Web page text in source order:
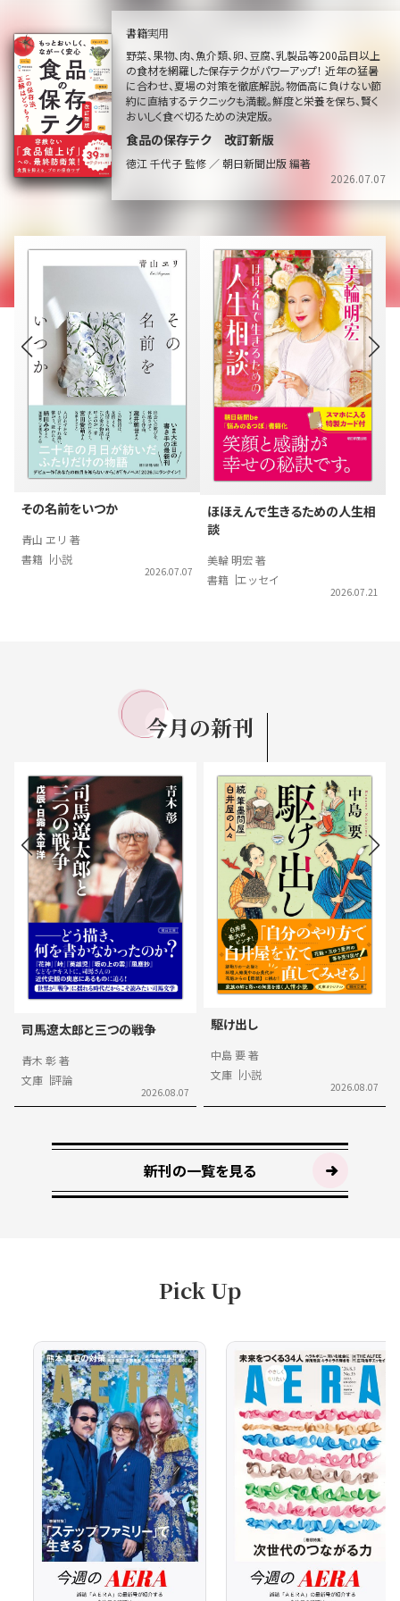
書籍実用
野菜、果物、肉、魚介類、卵、豆腐、乳製品等200品目以上
の食材を網羅した保存テクがパワーアップ！ 近年の猛暑
に合わせ、夏場の対策を徹底解説。物価高に負けない節
約に直結するテクニックも満載。鮮度と栄養を保ち、賢く
おいしく食べ切るための決定版。
食品の保存テク 改訂新版
徳江 千代子 監修 ／ 朝日新聞出版 編著
2026.07.07
その名前をいつか
青山 ヱリ 著
書籍 小説
2026.07.07
ほほえんで生きるための人生相
談
美輪 明宏 著
書籍 エッセイ
2026.07.21
今月の新刊
司馬遼太郎と三つの戦争
青木 彰 著
文庫 評論
2026.08.07
駆け出し
中島 要 著
文庫 小説
2026.08.07
新刊の一覧を見る
Pick Up